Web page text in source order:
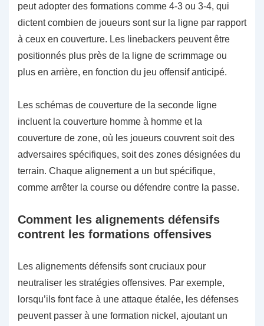
peut adopter des formations comme 4-3 ou 3-4, qui
dictent combien de joueurs sont sur la ligne par rapport
à ceux en couverture. Les linebackers peuvent être
positionnés plus près de la ligne de scrimmage ou
plus en arrière, en fonction du jeu offensif anticipé.
Les schémas de couverture de la seconde ligne
incluent la couverture homme à homme et la
couverture de zone, où les joueurs couvrent soit des
adversaires spécifiques, soit des zones désignées du
terrain. Chaque alignement a un but spécifique,
comme arrêter la course ou défendre contre la passe.
Comment les alignements défensifs
contrent les formations offensives
Les alignements défensifs sont cruciaux pour
neutraliser les stratégies offensives. Par exemple,
lorsqu’ils font face à une attaque étalée, les défenses
peuvent passer à une formation nickel, ajoutant un